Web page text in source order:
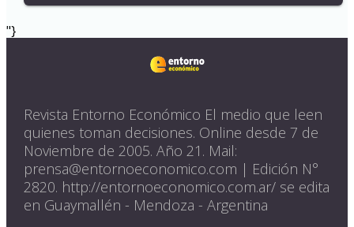
"}
Revista Entorno Económico El medio que leen
quienes toman decisiones. Online desde 7 de
Noviembre de 2005. Año 21. Mail:
prensa@entornoeconomico.com | Edición N°
2820. http://entornoeconomico.com.ar/ se edita
en Guaymallén - Mendoza - Argentina